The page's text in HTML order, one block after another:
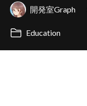
開発室Graph
Education